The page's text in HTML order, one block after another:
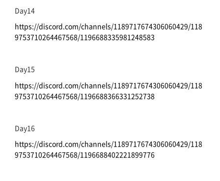
Day14
https://discord.com/channels/1189717674306060429/118
9753710264467568/1196688335981248583
Day15
https://discord.com/channels/1189717674306060429/118
9753710264467568/1196688366331252738
Day16
https://discord.com/channels/1189717674306060429/118
9753710264467568/1196688402221899776